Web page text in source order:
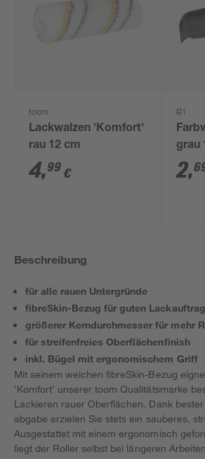
toom
Lackwalzen 'Komfort'
rau 12 cm
4,99 €
B1
grau
2,
Beschreibung
für alle rauen Untergründe
fibreSkin-Bezug für guten Lackauftrag
größerer Kerndurchmesser für mehr
für streifenfreies Oberflächenfinish
inkl. Bügel mit ergonomischem Griff
Mit seinem weichen fibreSkin-Bezug
'Komfort' unserer toom Qualitätsmarke
Lackieren rauer Oberflächen. Dank
abgabe erzielen Sie stets ein sauberes,
Ausgestattet mit einem ergonomisch
liegt der Roller selbst bei längeren